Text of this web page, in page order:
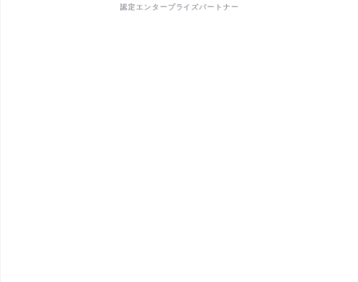
認定エンタープライズパートナー